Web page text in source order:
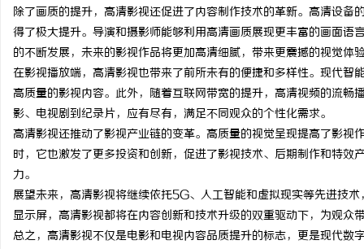
除了画质的提升，高清影视还促进了内容制作技术的革新。高清设
得了极大提升。导演和摄影师能够利用高清画质展现更丰富的画面
的不断发展，未来的影视作品将更加高清细腻，带来更震撼的视觉体
在影视播放端，高清影视也带来了前所未有的便捷和多样性。现代
高质量的影视内容。此外，随着互联网带宽的提升，高清视频的流
影、电视剧到纪录片，应有尽有，满足不同观众的个性化需求。
高清影视还推动了影视产业链的变革。高质量的视觉呈现提高了影
时，它也激发了更多投资和创新，促进了影视技术、后期制作和特
力。
展望未来，高清影视将继续依托5G、人工智能和虚拟现实等先进技
显示屏，高清影视都将在内容创新和技术升级的双重驱动下，为观众
总之，高清影视不仅是电影和电视内容品质提升的标志，更是现代